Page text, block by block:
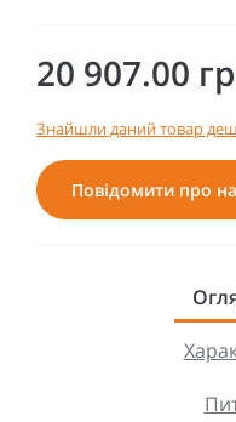
20 907.00
Знайшли даний товар
Повідомити про